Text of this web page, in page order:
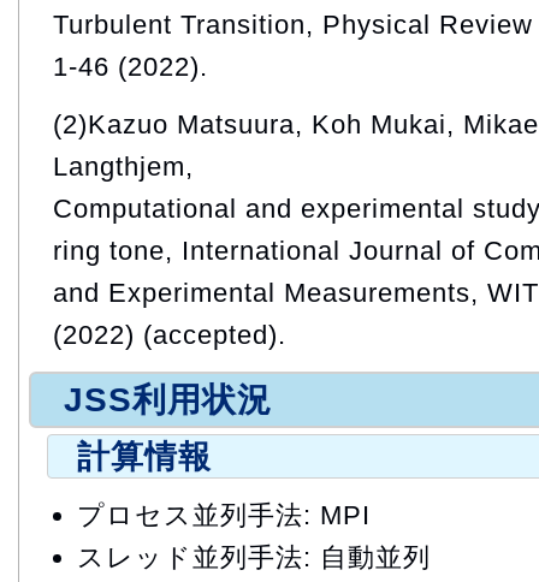
Turbulent Transition, Physical
1-46 (2022).
(2)Kazuo Matsuura, Koh Mukai,
Langthjem,
Computational and experimental
ring tone, International Journal of
and Experimental Measurements,
(2022) (accepted).
JSS利用状況
計算情報
プロセス並列手法: MPI
スレッド並列手法: 自動並列